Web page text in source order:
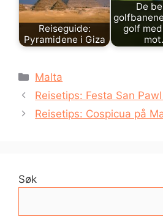
Reiseguide:
Pyramidene i Giza
De
golf
Kategorier
Malta
Reisetips: Festa San
Reisetips: Cospicua på
Søk